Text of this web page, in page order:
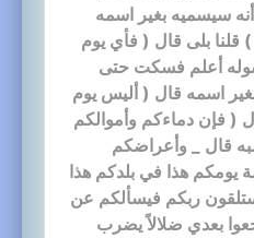
سيسميه بغير اسمه
قلنا بلى قال ( فأي يوم
أعلم فسكت حتى
اسمه قال ( أليس يوم
( فإن دماءكم وأموالكم
قال _ وأعراضكم
يومكم هذا في بلدكم هذا
ربكم فيسألكم عن
بعدي ضلالاً يضرب